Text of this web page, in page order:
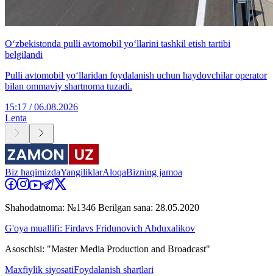
O‘zbekistonda pulli avtomobil yo‘llarini tashkil etish tartibi
belgilandi
Pulli avtomobil yo‘llaridan foydalanish uchun haydovchilar operator
bilan ommaviy shartnoma tuzadi.
15:17 / 06.08.2026
Lenta
Biz haqimizdaYangiliklarAloqaBizning jamoa
Shahodatnoma: №1346 Berilgan sana: 28.05.2020
G'oya muallifi: Firdavs Fridunovich Abduxalikov
Asoschisi: "Master Media Production and Broadcast"
Maxfiylik siyosatiFoydalanish shartlari